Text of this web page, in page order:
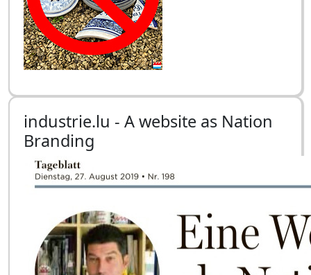
industrie.lu - A website as Nation
Branding